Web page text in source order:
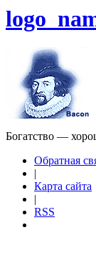
Богатство —
Обратная
|
Карта сайта
|
RSS